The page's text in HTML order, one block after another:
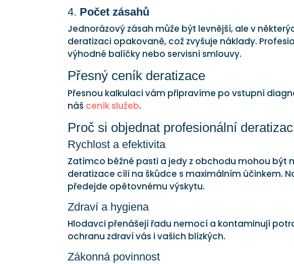
4. Počet zásahů
Jednorázový zásah může být levnější, ale v
deratizaci opakovaně, což zvyšuje náklady.
výhodné balíčky nebo servisní smlouvy.
Přesný ceník deratizace
Přesnou kalkulaci vám připravíme po vstupní
náš ceník služeb.
Proč si objednat profesionální
Rychlost a efektivita
Zatímco běžné pasti a jedy z obchodu mohou být
deratizace cílí na škůdce s maximálním účinkem.
předejde opětovnému výskytu.
Zdraví a hygiena
Hlodavci přenášejí řadu nemocí a kontaminují
ochranu zdraví vás i vašich blízkých.
Zákonná povinnost